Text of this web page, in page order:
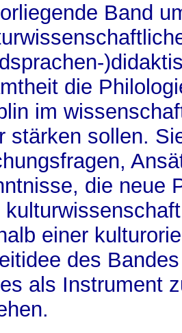
Band
die
im
stärken sollen.
die neue
einer
des
als Instrument